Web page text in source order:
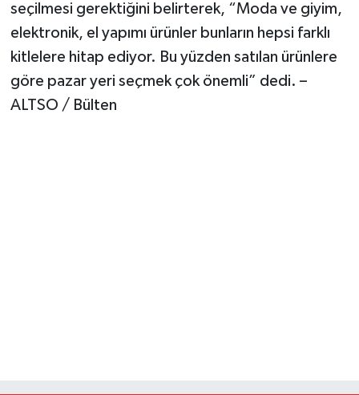
seçilmesi gerektiğini belirterek, “Moda ve giyim,
elektronik, el yapımı ürünler bunların hepsi farklı
kitlelere hitap ediyor. Bu yüzden satılan ürünlere
göre pazar yeri seçmek çok önemli” dedi. –
ALTSO / Bülten